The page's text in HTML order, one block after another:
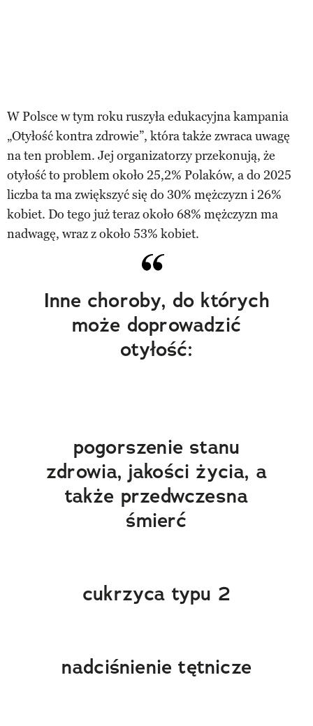
W Polsce w tym roku ruszyła edukacyjna kampania
„Otyłość kontra zdrowie”, która także zwraca uwagę
na ten problem. Jej organizatorzy przekonują, że
otyłość to problem około 25,2% Polaków, a do 2025
liczba ta ma zwiększyć się do 30% mężczyzn i 26%
kobiet. Do tego już teraz około 68% mężczyzn ma
nadwagę, wraz z około 53% kobiet.
Inne choroby, do których
może doprowadzić
otyłość:
pogorszenie stanu
zdrowia, jakości życia, a
także przedwczesna
śmierć
cukrzyca typu 2
nadciśnienie tętnicze